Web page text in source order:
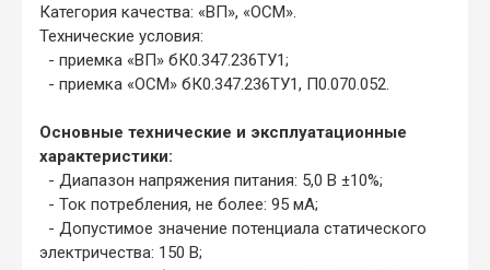
Категория качества: «ВП», «ОСМ».
Технические условия:
- приемка «ВП» бК0.347.236ТУ1;
- приемка «ОСМ» бК0.347.236ТУ1, П0.070.052.
Основные технические и эксплуатационные
характеристики:
- Диапазон напряжения питания: 5,0 В ±10%;
- Ток потребления, не более: 95 мА;
- Допустимое значение потенциала статического
электричества: 150 В;